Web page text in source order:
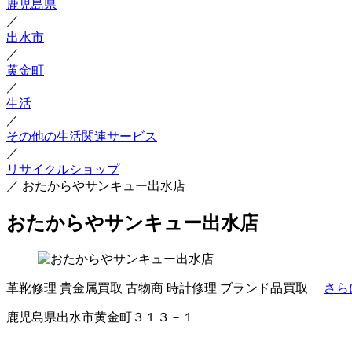
鹿児島県
／
出水市
／
黄金町
／
生活
／
その他の生活関連サービス
／
リサイクルショップ
／ おたからやサンキュー出水店
おたからやサンキュー出水店
革靴修理 貴金属買取 古物商 時計修理 ブランド品買取 さ
鹿児島県出水市黄金町３１３－１